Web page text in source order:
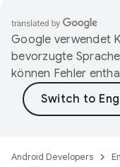
Google verwendet
bevorzugte
können Fehler
Android Developers